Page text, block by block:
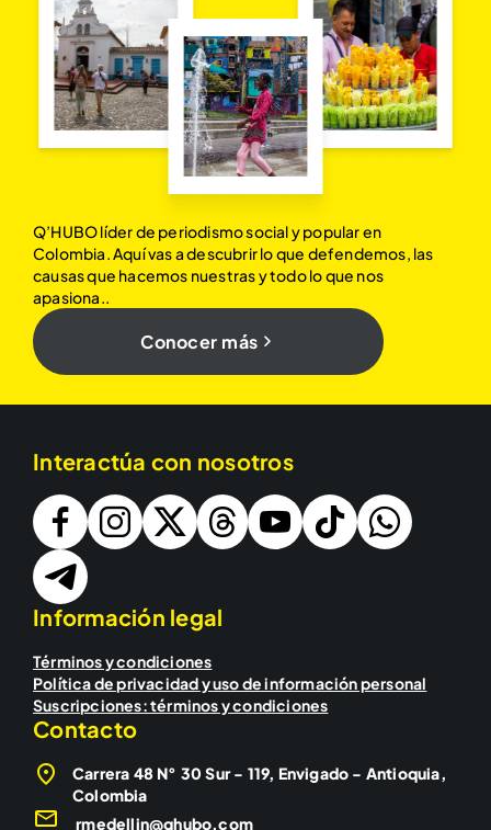
Q’HUBO líder de periodismo social y popular en
Colombia. Aquí vas a descubrir lo que defendemos, las
causas que hacemos nuestras y todo lo que nos
apasiona..
Conocer más
Interactúa con nosotros
Información legal
Términos y condiciones
Política de privacidad y uso de información personal
Suscripciones: términos y condiciones
Contacto
Carrera 48 N° 30 Sur - 119, Envigado - Antioquia,
Colombia
rmedellin@qhubo.com